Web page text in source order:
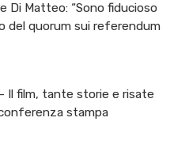
Di Matteo: “Sono fiducioso
del quorum sui referendum
Il film, tante storie e risate
stampa